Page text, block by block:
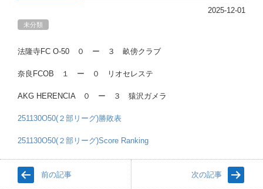
2025-12-01
未分類
法隆寺FC O-50 ０ ー ３ 畝傍クラブ
奈良FCOB １ ー ０ リオセレステ
AKG HERENCIA ０ ー ３ 猿沢ガメラ
251130O50(２部リーグ)勝敗表
251130O50(２部リーグ)Score Ranking
前の記事 次の記事